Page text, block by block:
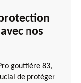
nos
gouttière 83,
de protéger